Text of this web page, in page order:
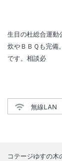
生目の杜総合運動
炊やＢＢＱも完備
です。相談必
無線LAN
コテージゆすの木